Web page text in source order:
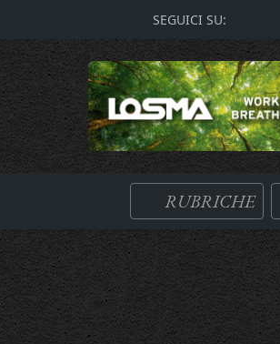
SEGUICI SU:
RUBRICHE